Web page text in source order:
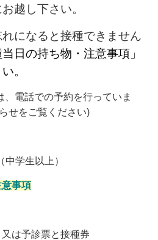
越し下さい。
になると接種できません
日の持ち物・注意事項」
。
電話での予約を行っていま
せをご覧ください)
学生以上）
事項
予診票と接種券